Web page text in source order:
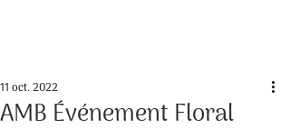
AMB Événement Floral
11 oct. 2022